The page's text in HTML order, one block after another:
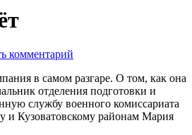
комментарий
в самом разгаре. О том, как она
отделения подготовки и
службу военного комиссариата
и Кузоватовскому районам Мария